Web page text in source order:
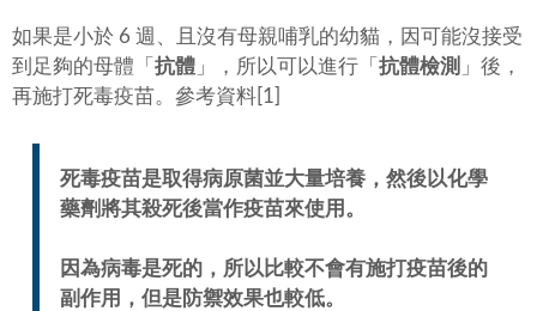
如果是小於 6 週、且沒有母親哺乳的幼貓，因可能沒接受
到足夠的母體「 抗體 」，所以可以進行「 抗體檢測 」後，
再施打死毒疫苗。參考資料[1]
死毒疫苗是取得病原菌並大量培養，然後以化學
藥劑將其殺死後當作疫苗來使用。
因為病毒是死的，所以比較不會有施打疫苗後的
副作用，但是防禦效果也較低。